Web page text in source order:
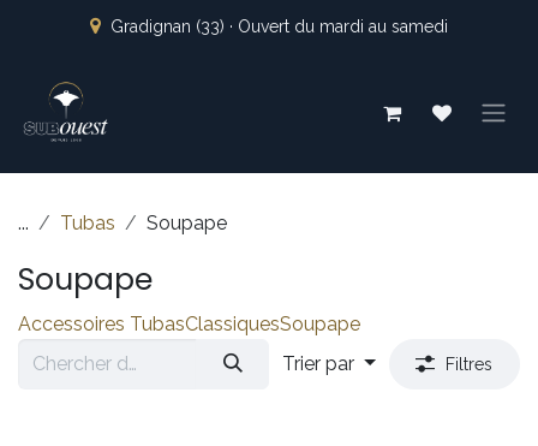
Se rendre au contenu
Gradignan (33) · Ouvert du mardi au samedi
... Tubas Soupape
Soupape
Accessoires TubasClassiquesSoupape
Trier par
Filtres